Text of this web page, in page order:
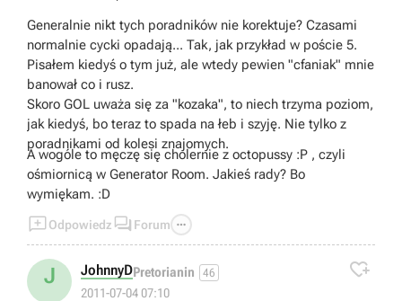
Generalnie nikt tych poradników nie korektuje? Czasami
normalnie cycki opadają... Tak, jak przykład w poście 5.
Pisałem kiedyś o tym już, ale wtedy pewien "cfaniak" mnie
banował co i rusz.
Skoro GOL uważa się za "kozaka", to niech trzyma poziom,
jak kiedyś, bo teraz to spada na łeb i szyję. Nie tylko z
poradnikami od kolesi znajomych.
A wogóle to męczę się cholernie z octopussy :P , czyli
ośmiornicą w Generator Room. Jakieś rady? Bo
wymiękam. :D
Odpowiedz  Forum 
J JohnnyDPretorianin 46
2011-07-04 07:10
